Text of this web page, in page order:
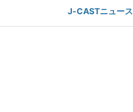
ントおよびサポートの継続は困
された動画の中でビールのように
J-CASTニュース